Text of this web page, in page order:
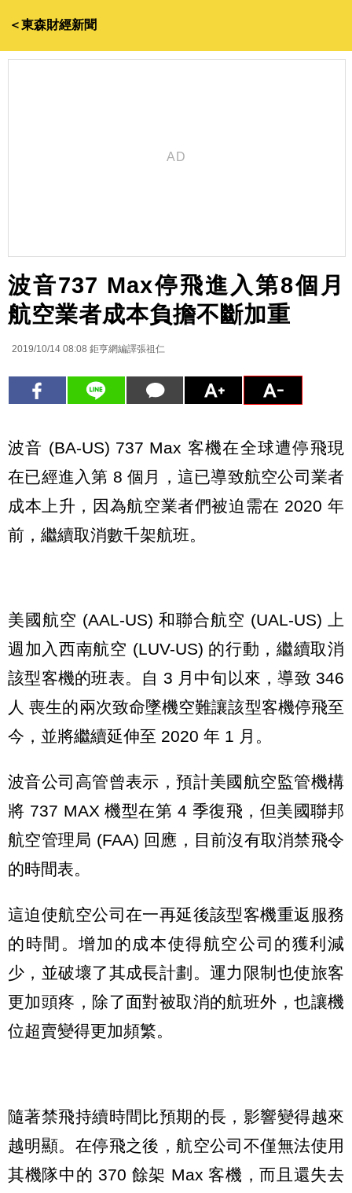
＜東森財經新聞
波音737 Max停飛進入第8個月
航空業者成本負擔不斷加重
2019/10/14 08:08 鉅亨網編譯張祖仁
波音 (BA-US) 737 Max 客機在全球遭停飛現
在已經進入第 8 個月，這已導致航空公司業者
成本上升，因為航空業者們被迫需在 2020 年
前，繼續取消數千架航班。
美國航空 (AAL-US) 和聯合航空 (UAL-US) 上
週加入西南航空 (LUV-US) 的行動，繼續取消
該型客機的班表。自 3 月中旬以來，導致 346
人 喪生的兩次致命墜機空難讓該型客機停飛至
今，並將繼續延伸至 2020 年 1 月。
波音公司高管曾表示，預計美國航空監管機構
將 737 MAX 機型在第 4 季復飛，但美國聯邦
航空管理局 (FAA) 回應，目前沒有取消禁飛令
的時間表。
這迫使航空公司在一再延後該型客機重返服務
的時間。增加的成本使得航空公司的獲利減
少，並破壞了其成長計劃。運力限制也使旅客
更加頭疼，除了面對被取消的航班外，也讓機
位超賣變得更加頻繁。
隨著禁飛持續時間比預期的長，影響變得越來
越明顯。在停飛之後，航空公司不僅無法使用
其機隊中的 370 餘架 Max 客機，而且還失去